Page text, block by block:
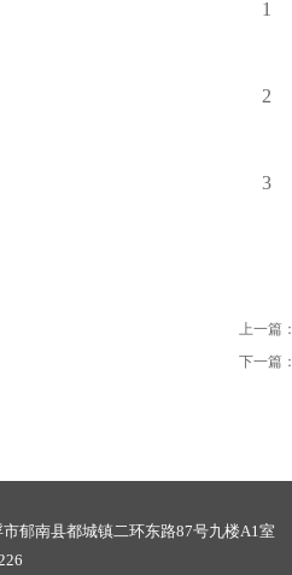
1
2
3
上一篇：
下一篇：
郁南县都城镇二环东路87号九楼A1室